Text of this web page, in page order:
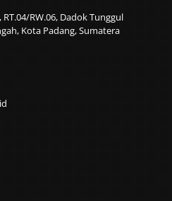
RT.04/RW.06, Dadok Tunggul
Kota Padang, Sumatera